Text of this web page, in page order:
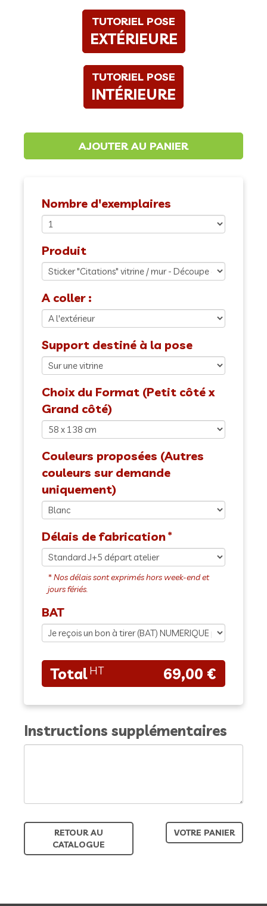
TUTORIEL POSE
EXTÉRIEURE
TUTORIEL POSE
INTÉRIEURE
Nombre d'exemplaires
Produit
A coller :
Support destiné à la pose
Choix du Format (Petit côté x
Grand côté)
Couleurs proposées (Autres
couleurs sur demande
uniquement)
Délais de fabrication
BAT
69,00 €
Instructions supplémentaires
RETOUR AU
CATALOGUE
VOTRE PANIER